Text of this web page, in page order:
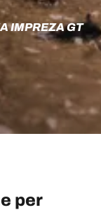
IMPREZA GT
per